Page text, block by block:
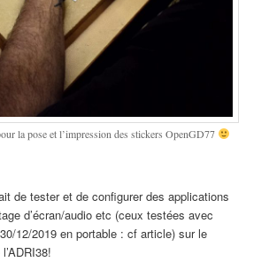
la pose et l’impression des stickers OpenGD77
de tester et de configurer des applications
d’écran/audio etc (ceux testées avec
12/2019 en portable : cf article) sur le